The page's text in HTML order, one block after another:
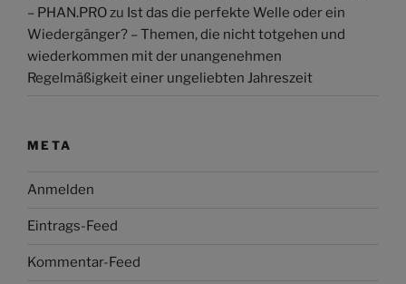
– PHAN.PRO zu Ist das die perfekte Welle oder ein
Wiedergänger? – Themen, die nicht totgehen und
wiederkommen mit der unangenehmen
Regelmäßigkeit einer ungeliebten Jahreszeit
META
Anmelden
Eintrags-Feed
Kommentar-Feed